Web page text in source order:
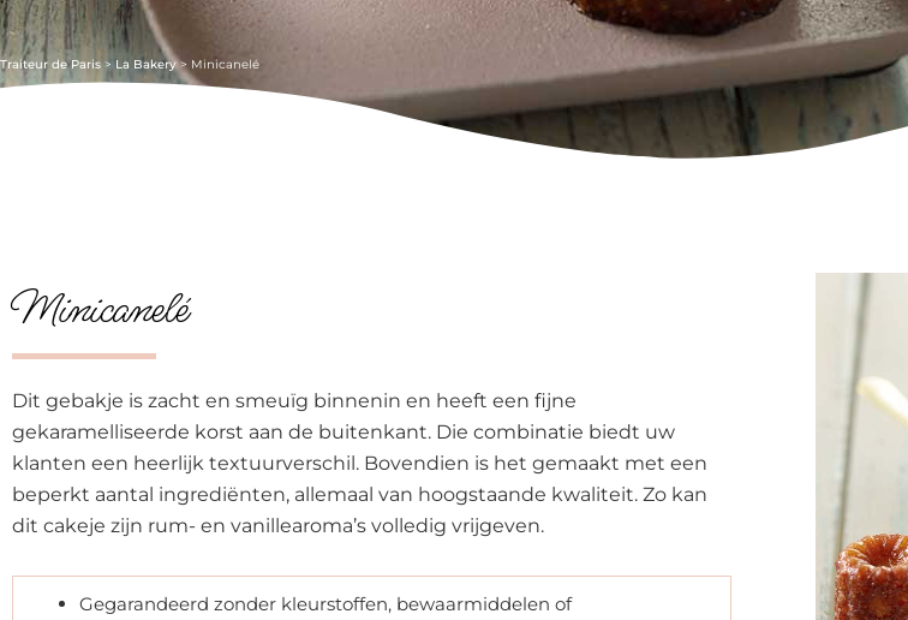
Traiteur de Paris> La Bakery> Minicanelé
Minicanelé
Dit gebakje is zacht en smeuïg binnenin en heeft een fijne
gekaramelliseerde korst aan de buitenkant. Die combinatie biedt uw
klanten een heerlijk textuurverschil. Bovendien is het gemaakt met een
beperkt aantal ingrediënten, allemaal van hoogstaande kwaliteit. Zo kan
dit cakeje zijn rum- en vanillearoma’s volledig vrijgeven.
Gegarandeerd zonder kleurstoffen, bewaarmiddelen of